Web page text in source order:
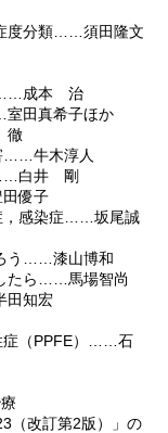
度分類……須田隆文
……成本 治
田真希子ほか
徹
……牛木淳人
白井 剛
優子
，感染症……坂尾誠
う……漆山博和
たら……馬場智尚
田知宏
症（PPFE）……石
（改訂第2版）」の